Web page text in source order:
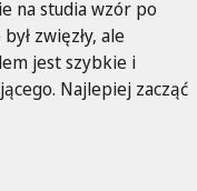
na studia wzór po
zwięzły, ale
jest szybkie i
Najlepiej zacząć